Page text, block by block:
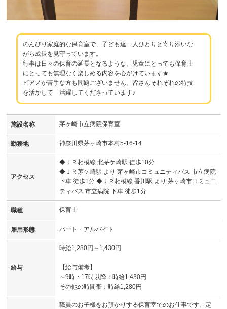
のんびり家庭的な保育室で、子ども達一人ひとりと寄り添いな
がら成長を見守っています。
行事は日々の保育の延長となるような、児童にとっても保育士
にとっても無理なく楽しめる内容を心がけています★
ピアノが苦手な方も問題ございません。皆さんそれぞれの特技
を活かして 活躍してくださっています♪
施設名称 茅ヶ崎市立病院保育室
勤務地 神奈川県茅ヶ崎市本村5-16-14
アクセス
◆ＪＲ相模線 北茅ケ崎駅 徒歩10分
◆ＪＲ茅ケ崎駅 より 茅ヶ崎市コミュニティバス 市立病院
下車 徒歩1分 ◆ＪＲ相模線 香川駅 より 茅ヶ崎市コミュニ
ティバス 市立病院 下車 徒歩1分
職種 保育士
雇用形態 パート・アルバイト
給与
時給1,280円～1,430円
【給与備考】
～9時・17時以降：時給1,430円
その他の時間帯：時給1,280円
職員のお子様をお預かりする保育室でのお仕事です。定